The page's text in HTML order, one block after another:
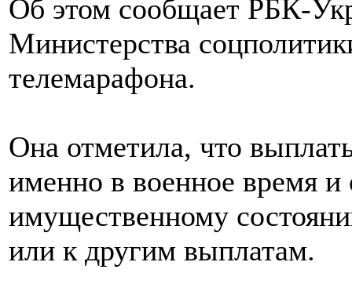
Об этом сообщает РБК-
Министерства
телемарафона.
Она отметила, что
именно в военное время
имущественному
или к другим выплатам.